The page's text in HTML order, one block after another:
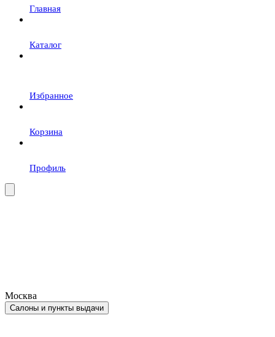
Главная
Каталог
Избранное
Корзина
Профиль
Москва
Салоны и пункты выдачи